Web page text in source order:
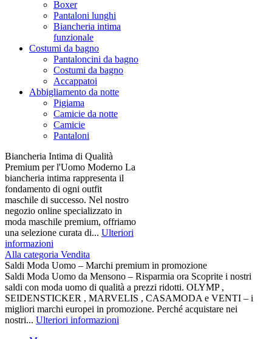
Boxer
Pantaloni lunghi
Biancheria intima
funzionale
Costumi da bagno
Pantaloncini da bagno
Costumi da bagno
Accappatoi
Abbigliamento da notte
Pigiama
Camicie da notte
Camicie
Pantaloni
Biancheria Intima di Qualità
Premium per l'Uomo Moderno La
biancheria intima rappresenta il
fondamento di ogni outfit
maschile di successo. Nel nostro
negozio online specializzato in
moda maschile premium, offriamo
una selezione curata di... Ulteriori
informazioni
Alla categoria Vendita
Saldi Moda Uomo – Marchi premium in promozione
Saldi Moda Uomo da Mensono – Risparmia ora Scoprite i nostri
saldi con moda uomo di qualità a prezzi ridotti. OLYMP ,
SEIDENSTICKER , MARVELIS , CASAMODA e VENTI – i
migliori marchi europei in promozione. Perché acquistare nei
nostri... Ulteriori informazioni